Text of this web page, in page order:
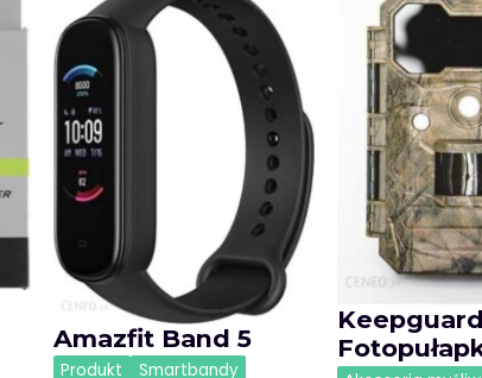
Amazfit Band 5
Produkt Smartbandy
Keepguard